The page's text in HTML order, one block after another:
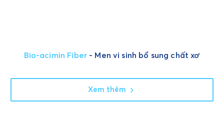
Bio-acimin Fiber- Men vi sinh bổ sung chất xơ
Xem thêm